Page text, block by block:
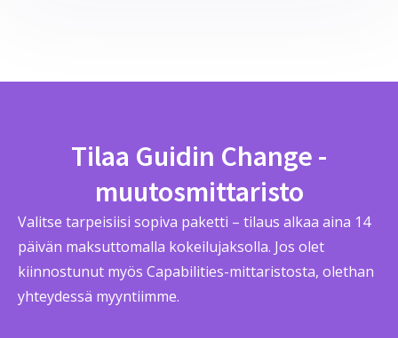
Tilaa Guidin Change -
muutosmittaristo
Valitse tarpeisiisi sopiva paketti – tilaus alkaa aina 14
päivän maksuttomalla kokeilujaksolla. Jos olet
kiinnostunut myös Capabilities-mittaristosta, olethan
yhteydessä myyntiimme.